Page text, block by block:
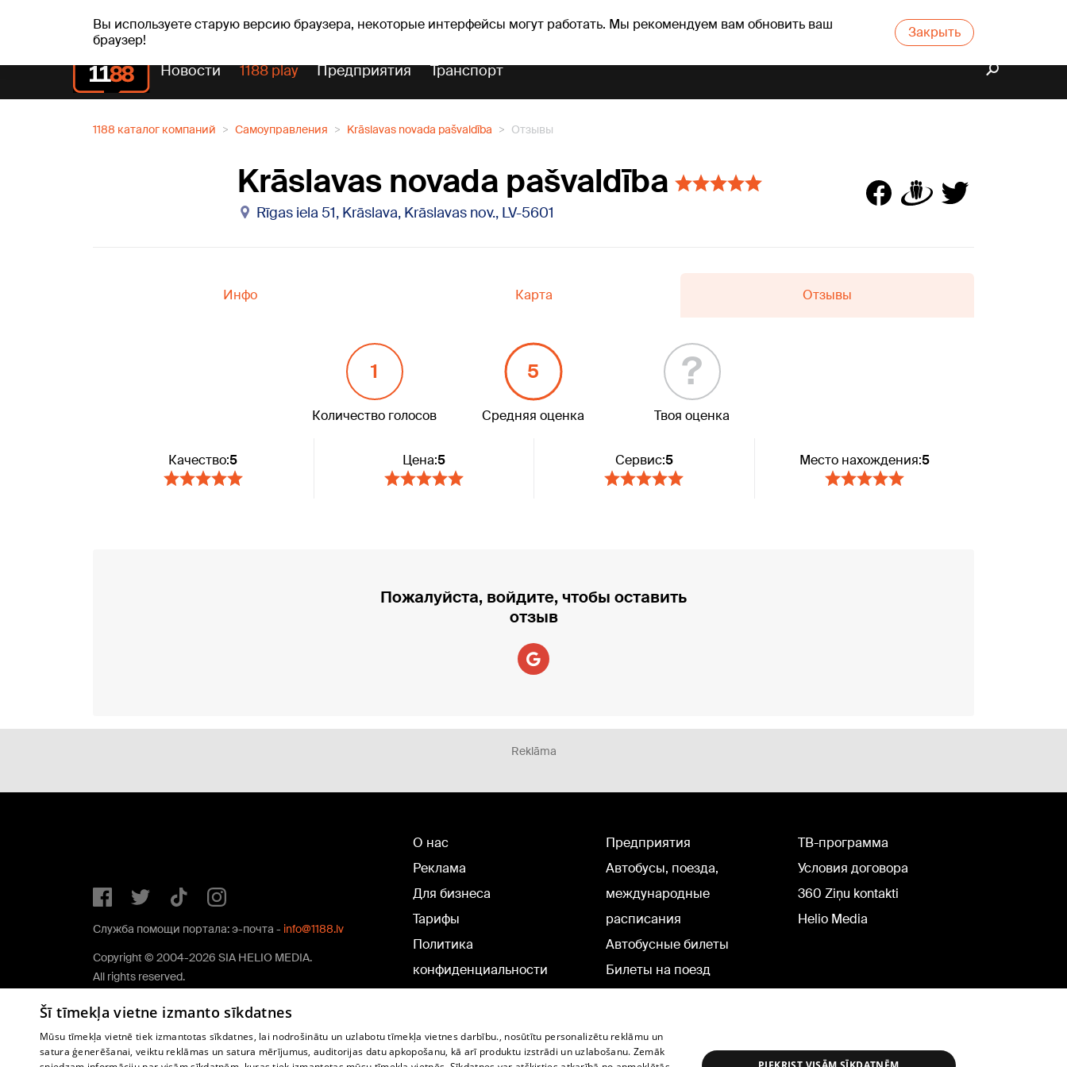
Вы используете старую версию браузера, некоторые интерфейсы могут работать. Мы рекомендуем вам обновить ваш
браузер!
Закрыть
сб, 08.08.2026. +19°C Mudīte, Vladislava, Vladislavs Прогноз погоды Гороскопы
Новости 1188 play Предприятия Транспорт
1188 каталог компаний Самоуправления Krāslavas novada pašvaldība Отзывы
Krāslavas novada pašvaldība
Rīgas iela 51, Krāslava, Krāslavas nov., LV-5601
Инфо Карта Отзывы
1
Количество голосов
5
Средняя оценка
?
Твоя оценка
Качество:5 Цена:5 Сервис:5 Место нахождения:5
Пожалуйста, войдите, чтобы оставить
отзыв
Reklāma
Служба помощи портала: э-почта - info@1188.lv
Copyright © 2004-2026 SIA HELIO MEDIA.
All rights reserved.
О нас
Реклама
Для бизнеса
Тарифы
Политика
конфиденциальности
Политика использования
Предприятия
Автобусы, поезда,
международные
расписания
Автобусные билеты
Билеты на поезд
TВ-программа
Условия договора
360 Ziņu kontakti
Helio Media
Šī tīmekļa vietne izmanto sīkdatnes
Mūsu tīmekļa vietnē tiek izmantotas sīkdatnes, lai nodrošinātu un uzlabotu tīmekļa vietnes darbību., nosūtītu personalizētu reklāmu un
satura ģenerēšanai, veiktu reklāmas un satura mērījumus, auditorijas datu apkopošanu, kā arī produktu izstrādi un uzlabošanu. Zemāk